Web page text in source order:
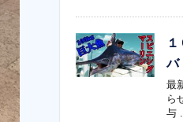
バ
最
ら
与 ...